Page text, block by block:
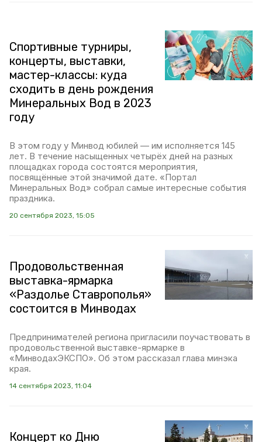
Спортивные турниры,
концерты, выставки,
мастер-классы: куда
сходить в день рождения
Минеральных Вод в 2023
году
В этом году у Минвод юбилей — им исполняется 145
лет. В течение насыщенных четырёх дней на разных
площадках города состоятся мероприятия,
посвящённые этой значимой дате. «Портал
Минеральных Вод» собрал самые интересные события
праздника.
20 сентября 2023, 15:05
Продовольственная
выставка-ярмарка
«Раздолье Ставрополья»
состоится в Минводах
Предпринимателей региона пригласили поучаствовать в
продовольственной выставке-ярмарке в
«МинводахЭКСПО». Об этом рассказал глава минэка
края.
14 сентября 2023, 11:04
Концерт ко Дню